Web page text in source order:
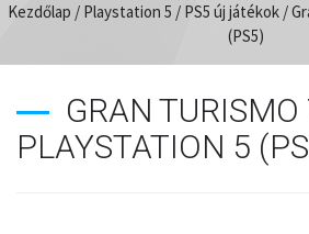
Kezdőlap / Playstation 5 / PS5 új játékok/
(PS5)
GRAN TURISMO
PLAYSTATION 5